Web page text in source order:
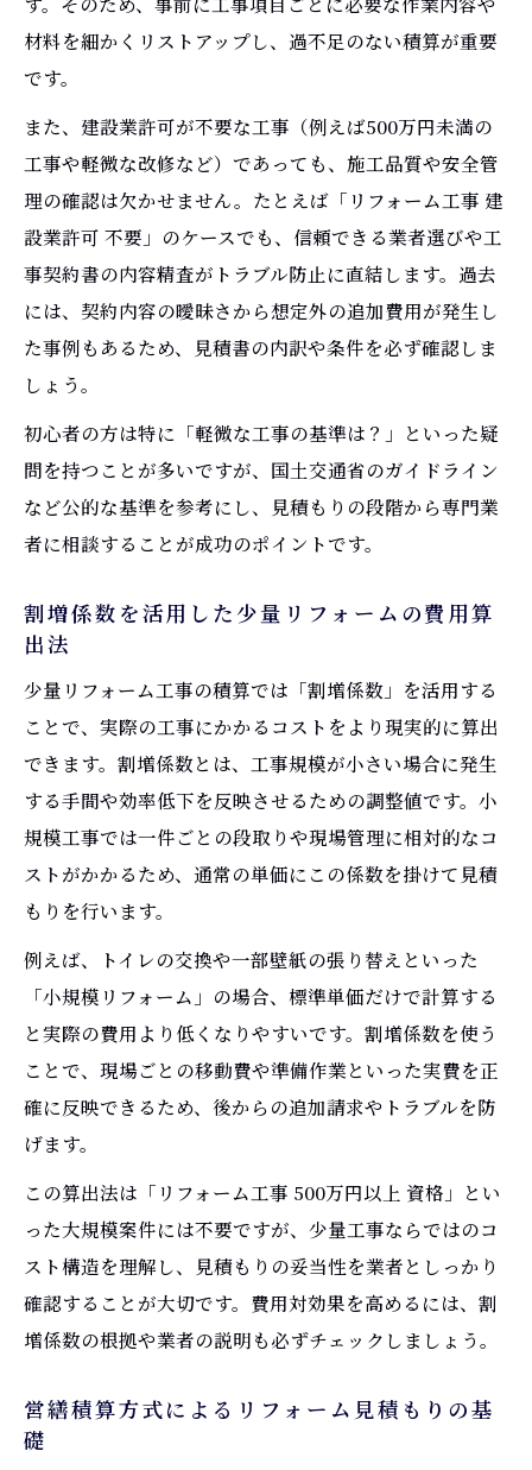
材料を細かくリストアップし、過不足のない積算が重要
です。
また、建設業許可が不要な工事（例えば500万円未満の
工事や軽微な改修など）であっても、施工品質や安全管
理の確認は欠かせません。たとえば「リフォーム工事 建
設業許可 不要」のケースでも、信頼できる業者選びや工
事契約書の内容精査がトラブル防止に直結します。過去
には、契約内容の曖昧さから想定外の追加費用が発生し
た事例もあるため、見積書の内訳や条件を必ず確認しま
しょう。
初心者の方は特に「軽微な工事の基準は？」といった疑
問を持つことが多いですが、国土交通省のガイドライン
など公的な基準を参考にし、見積もりの段階から専門業
者に相談することが成功のポイントです。
割増係数を活用した少量リフォームの費用算
出法
少量リフォーム工事の積算では「割増係数」を活用する
ことで、実際の工事にかかるコストをより現実的に算出
できます。割増係数とは、工事規模が小さい場合に発生
する手間や効率低下を反映させるための調整値です。小
規模工事では一件ごとの段取りや現場管理に相対的なコ
ストがかかるため、通常の単価にこの係数を掛けて見積
もりを行います。
例えば、トイレの交換や一部壁紙の張り替えといった
「小規模リフォーム」の場合、標準単価だけで計算する
と実際の費用より低くなりやすいです。割増係数を使う
ことで、現場ごとの移動費や準備作業といった実費を正
確に反映できるため、後からの追加請求やトラブルを防
げます。
この算出法は「リフォーム工事 500万円以上 資格」とい
った大規模案件には不要ですが、少量工事ならではのコ
スト構造を理解し、見積もりの妥当性を業者としっかり
確認することが大切です。費用対効果を高めるには、割
増係数の根拠や業者の説明も必ずチェックしましょう。
営繕積算方式によるリフォーム見積もりの基
礎